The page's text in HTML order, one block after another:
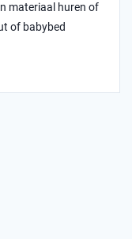
materiaal huren of
of babybed